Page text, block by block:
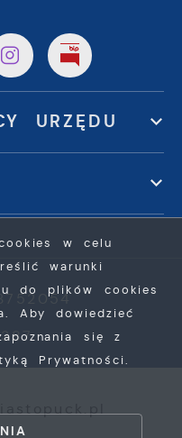
URZĘDU
w celu
warunki
do plików cookies
Aby dowiedzieć
się z
Prywatności.